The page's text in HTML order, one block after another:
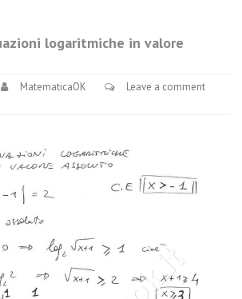
logaritmiche in valore
MatematicaOK
Leave a comment